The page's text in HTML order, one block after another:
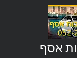
אסף